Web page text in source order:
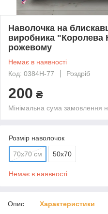
Наволочка на
виробника "Королева
рожевому
Немає в наявності
Код: 0384Н-77
Роздріб
200 ₴
Мінімальна сума замовлення
Розмір наволочок
70х70 см 50х70
Немає в наявності
Опис Характеристики